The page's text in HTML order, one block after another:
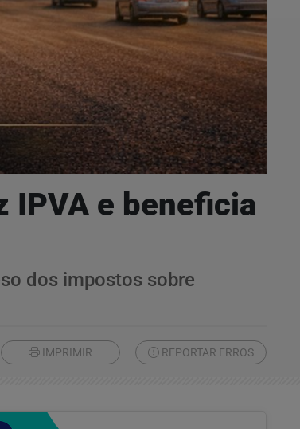
IPVA e beneficia
dos impostos sobre
IMPRIMIR REPORTAR ERROS